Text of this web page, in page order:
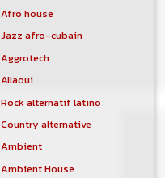
Afro house
Jazz afro-cubain
Aggrotech
Allaoui
Rock alternatif latino
Country alternative
Ambient
Ambient House